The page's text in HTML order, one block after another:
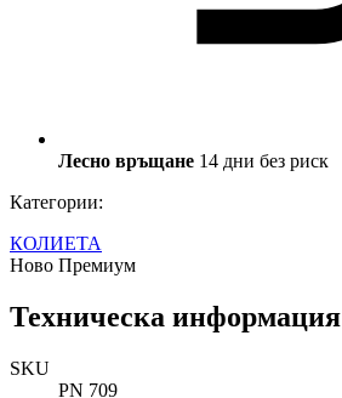
Лесно връщане 14 дни без риск
Категории:
КОЛИЕТА
Ново Премиум
Техническа информация
SKU
PN 709